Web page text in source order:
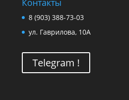
Контакты
8 (903) 388-73-03
ул. Гаврилова, 10А
Telegram !